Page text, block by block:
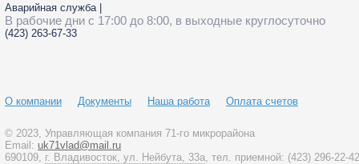
Аварийная служба |
В рабочие дни с 17:00 до 8:00, в выходные круглосуточно
(423) 263-67-33
О компании Документы Наша работа Оплата счетов
© 2023 , Управляющая компания 71-го микрорайона
Email: uk71vlad@mail.ru
690109, г. Владивосток, ул. Нейбута, 33а , тел. приемной: (423) 296-22-